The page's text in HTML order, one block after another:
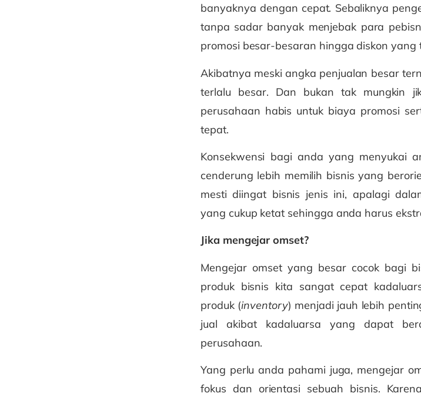
banyaknya dengan cepat. Sebaliknya
tanpa sadar banyak menjebak para
promosi besar-besaran hingga diskon yang
Akibatnya meski angka penjualan besar
terlalu besar. Dan bukan tak mungkin
perusahaan habis untuk biaya promosi
tepat.
Konsekwensi bagi anda yang menyukai
cenderung lebih memilih bisnis yang
mesti diingat bisnis jenis ini, apalagi
yang cukup ketat sehingga anda harus
Jika mengejar omset?
Mengejar omset yang besar cocok bagi
produk bisnis kita sangat cepat
produk (inventory) menjadi jauh lebih
jual akibat kadaluarsa yang dapat
perusahaan.
Yang perlu anda pahami juga, mengejar
fokus dan orientasi sebuah bisnis.